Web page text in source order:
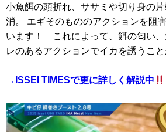
小魚餌の頭折れ、ササミや切り身の
消。 エギそのもののアクションを阻
います！ これによって、餌の匂い、
レのあるアクションでイカを誘うこと
→ISSEI TIMESで更に詳しく解説中